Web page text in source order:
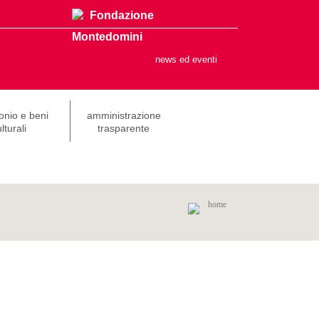
Fondazione
Montedomini
news ed eventi
e beni
amministrazione
trasparente
home